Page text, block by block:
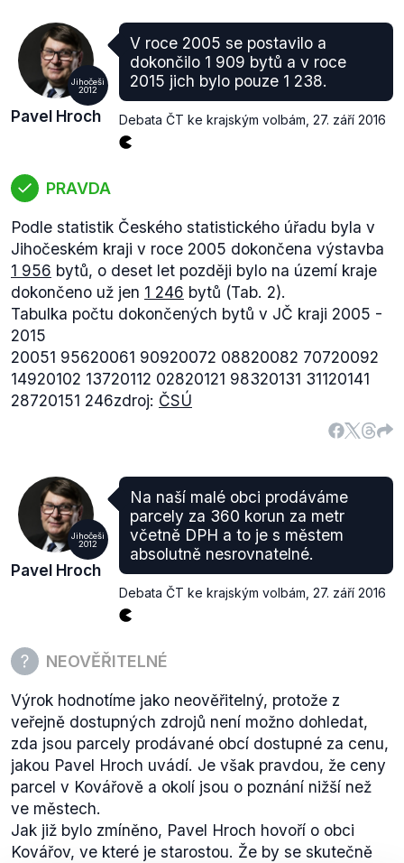
nadřazenou silniční síť.
Rekonstrukce a modernizace, popř. výstavba
silnic II. a III. třídy ke hraničním přechodům.
Odstraňování bodových závad na silnicích II. a III.
třídy (např. křižovatky, přejezdy, mosty).
Výstavba nových silnic II. a III. třídy vyvolaná
Výstavba, rekonstrukce nebo modernizace silnic
II. a III. třídy pro napojení nových rozvojových
ploch.
Modernizace frekventovaných silnic II., popř. III.
třídy v blízkosti sídel za účelem snížení
negativních vlivů dopravy na obyvatelstvo
(obchvaty apod.).
V rámci daného zaměření podpory, ale nebyly
podporovány „akce neinvestičního charakteru, tj.
prostá oprava a údržba silnic II. a III. třídy
V případě období 2014–2020 byly předchozí
operačními programy. Oblast silničních komunikací
pak bude spadat hlavně pod Operační program
Doprava(OPD) řízený ministerstvem dopravy. Dle
programového dokumentu OPD (.pdf , s. 2–3) je
patrný odklon od rozvoje regionálních komunikací
směrem k páteřní síti rychlostních dálnic a silnic I.
národní operační programy v období 2014–2020
opravdu nezmiňují opravy, rekonstrukce a rozvoj
místních regionálních komunikací vzhledem ke
svému zaměření na prioritizaci silniční páteřní sítě.
Jihočeši
2012
Pavel Hroch
V roce 2005 se postavilo a
dokončilo 1 909 bytů a v roce
2015 jich bylo pouze 1 238.
Debata ČT ke krajským volbám 27. září 2016
PRAVDA
Podle statistik Českého statistického úřadu byla v
Jihočeském kraji v roce 2005 dokončena výstavba
1 956 bytů, o deset let později bylo na území kraje
dokončeno už jen 1 246 bytů (Tab. 2).
Tabulka počtu dokončených bytů v JČ kraji 2005 -
2015
20051 95620061 90920072 08820082 70720092
14920102 13720112 02820121 98320131 31120141
28720151 246zdroj: ČSÚ
Jihočeši
2012
Pavel Hroch
Na naší malé obci prodáváme
parcely za 360 korun za metr
včetně DPH a to je s městem
absolutně nesrovnatelné.
Debata ČT ke krajským volbám 27. září 2016
NEOVĚŘITELNÉ
Výrok hodnotíme jako neověřitelný, protože z
veřejně dostupných zdrojů není možno dohledat,
zda jsou parcely prodávané obcí dostupné za cenu,
jakou Pavel Hroch uvádí. Je však pravdou, že ceny
parcel v Kovářově a okolí jsou o poznání nižší než
ve městech.
Jak již bylo zmíněno, Pavel Hroch hovoří o obci
Kovářov, ve které je starostou. Že by se skutečně